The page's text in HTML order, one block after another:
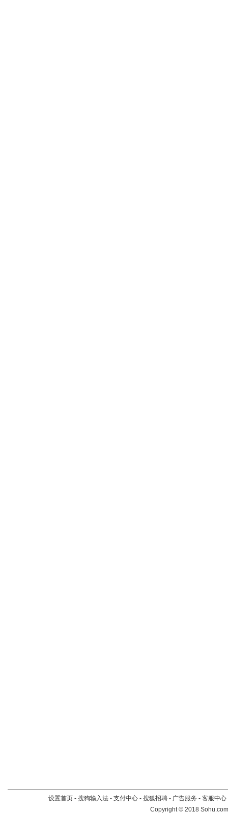
设置首页 - 搜狗输入法 - 支付中心 - 搜狐招聘 - 广告服务 - 客服中心
Copyright©2018